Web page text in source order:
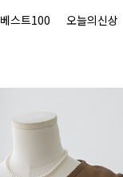
베스트100 오늘의신상